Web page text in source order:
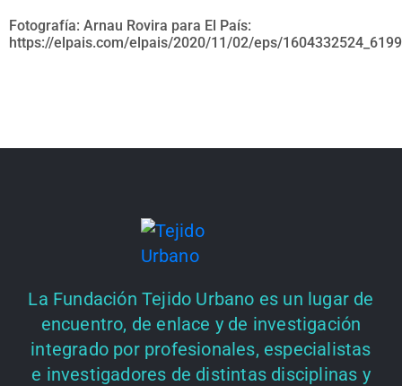
Fotografía: Arnau Rovira para El País:
https://elpais.com/elpais/2020/11/02/eps/
La Fundación Tejido Urbano es un lugar de
encuentro, de enlace y de investigación
integrado por profesionales, especialistas
e investigadores de distintas disciplinas y